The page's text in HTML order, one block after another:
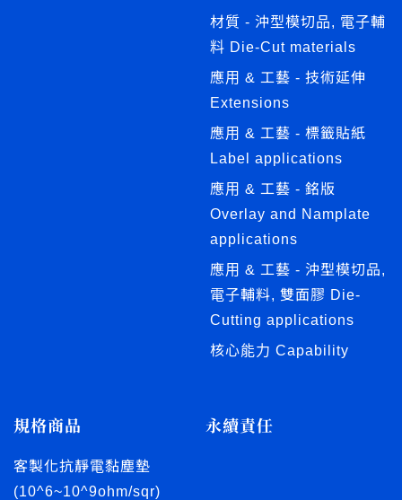
材質 - 沖型模切品, 電子輔
料 Die-Cut materials
應用 & 工藝 - 技術延伸
Extensions
應用 & 工藝 - 標籤貼紙
Label applications
應用 & 工藝 - 銘版
Overlay and Namplate
applications
應用 & 工藝 - 沖型模切品,
電子輔料, 雙面膠 Die-
Cutting applications
核心能力 Capability
規格商品
客製化抗靜電黏塵墊
(10^6~10^9ohm/sqr)
永續責任